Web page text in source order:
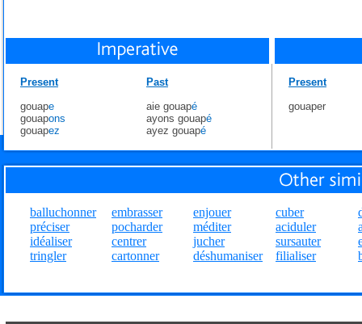
Present
gouape
gouapons
gouapez
Past
aie gouapé
ayons gouapé
ayez gouapé
Present
gouaper
balluchonner
préciser
idéaliser
tringler
embrasser
pocharder
centrer
cartonner
enjouer
méditer
jucher
déshumaniser
cuber
aciduler
sursauter
filialiser